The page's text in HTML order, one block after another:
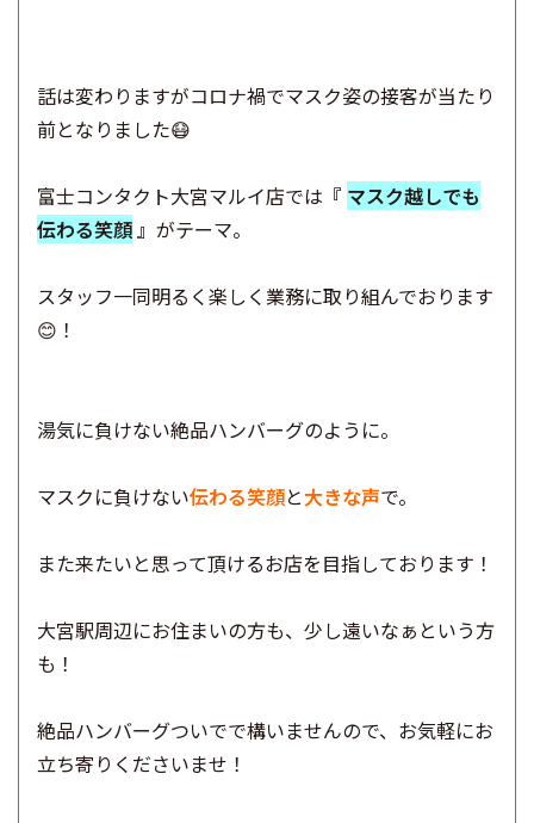
話は変わりますがコロナ禍でマスク姿の接客が当たり
前となりました😷
富士コンタクト大宮マルイ店では 『 マスク越しでも
伝わる笑顔』 がテーマ。
スタッフ一同明るく楽しく業務に取り組んでおります
😊！
湯気に負けない絶品ハンバーグのように。
マスクに負けない伝わる笑顔と大きな声で。
また来たいと思って頂けるお店を目指しております！
大宮駅周辺にお住まいの方も、少し遠いなぁという方
も！
絶品ハンバーグついでで構いませんので、お気軽にお
立ち寄りくださいませ！